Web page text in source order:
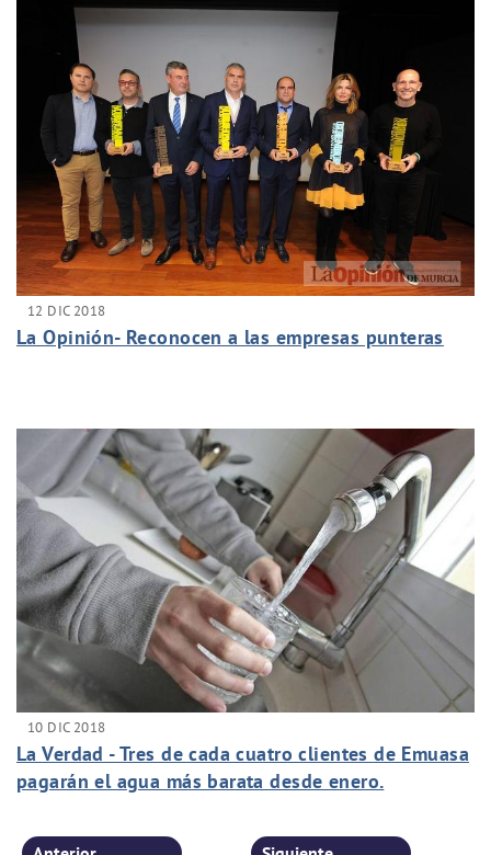
12 DIC 2018
La Opinión- Reconocen a las empresas punteras
10 DIC 2018
La Verdad - Tres de cada cuatro clientes de Emuasa
pagarán el agua más barata desde enero.